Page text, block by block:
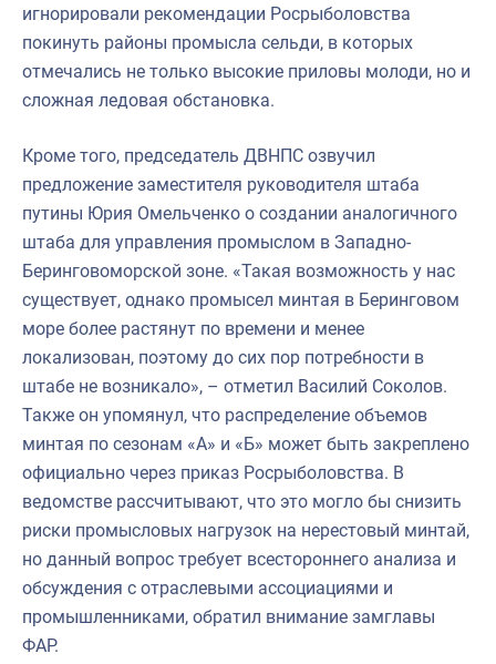
игнорировали рекомендации Росрыболовства
покинуть районы промысла сельди, в которых
отмечались не только высокие приловы молоди, но и
сложная ледовая обстановка.
Кроме того, председатель ДВНПС озвучил
предложение заместителя руководителя штаба
путины Юрия Омельченко о создании аналогичного
штаба для управления промыслом в Западно-
Беринговоморской зоне. «Такая возможность у нас
существует, однако промысел минтая в Беринговом
море более растянут по времени и менее
локализован, поэтому до сих пор потребности в
штабе не возникало», – отметил Василий Соколов.
Также он упомянул, что распределение объемов
минтая по сезонам «А» и «Б» может быть закреплено
официально через приказ Росрыболовства. В
ведомстве рассчитывают, что это могло бы снизить
риски промысловых нагрузок на нерестовый минтай,
но данный вопрос требует всестороннего анализа и
обсуждения с отраслевыми ассоциациями и
промышленниками, обратил внимание замглавы
ФАР.